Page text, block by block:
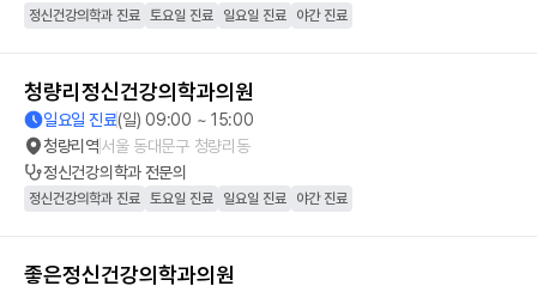
정신건강의학과 진료 토요일 진료 일요일 진료 야간 진료
청량리정신건강의학과의원
일요일 진료(일) 09:00 ~ 15:00
청량리역서울 동대문구 청량리동
정신건강의학과전문의
정신건강의학과 진료 토요일 진료 일요일 진료 야간 진료
좋은정신건강의학과의원